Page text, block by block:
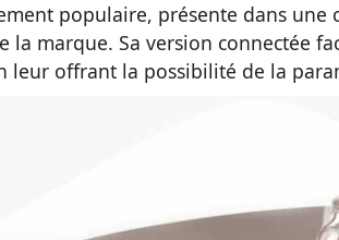
populaire, présente dans une
la marque. Sa version connectée
leur offrant la possibilité de la